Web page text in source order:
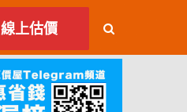
線上估價